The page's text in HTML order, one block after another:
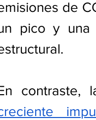
de
pico y una
contraste,